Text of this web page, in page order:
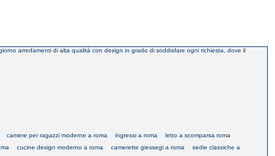
arredamenti di alta qualità con design in grado di soddisfare ogni richiesta, dove il
camere per ragazzi moderne a roma ingressi a roma
letto a scomparsa roma
cucine design moderno a roma camerette giessegi a roma
sedie classiche a